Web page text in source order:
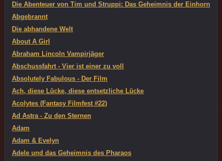
Die Abenteuer von Tim und Struppi: Das Geheimnis der Einhorn
Abgebrannt
Die abhandene Welt
About A Girl
Abraham Lincoln Vampirjäger
Abschussfahrt - Vier ist einer zu voll
Absolutely Fabulous - Der Film
Ach, diese Lücke, diese entsetzliche Lücke
Acolytes (Fantasy Filmfest #22)
Ad Astra - Zu den Sternen
Adam
Adam & Evelyn
Adele und das Geheimnis des Pharaos